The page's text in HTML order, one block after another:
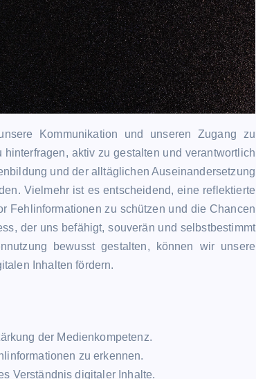
Kommunikation und unseren Zugang zu
aktiv zu gestalten und verantwortlich
und der alltäglichen Auseinandersetzung
Vielmehr ist es entscheidend, eine reflektierte
Fehlinformationen zu schützen und die Chancen
der uns befähigt, souverän und selbstbestimmt
bewusst gestalten, können wir unsere
Inhalten fördern.
der Medienkompetenz.
zu erkennen.
Verständnis digitaler Inhalte.